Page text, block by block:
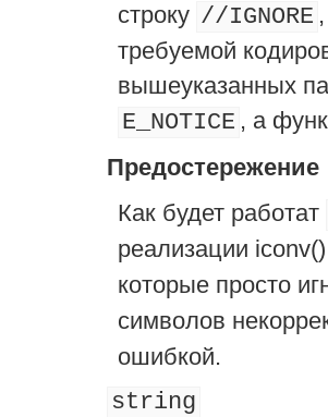
строку //IGNORE
требуемой
вышеуказанных
E_NOTICE , а
Предостережение
Как будет работат
реализации
которые просто
символов
ошибкой.
string